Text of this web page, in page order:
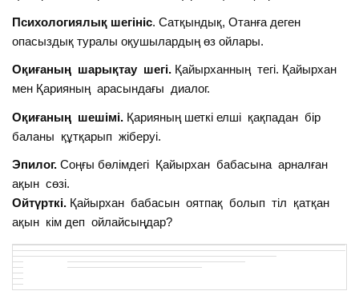
Психологиялық шегініс. Сатқындық, Отанға деген
опасыздық туралы оқушылардың өз ойлары.
Оқиғаның шарықтау шегі. Қайырханның тегі. Қайырхан
мен Қарияның арасындағы диалог.
Оқиғаның шешімі. Қарияның шеткі елші қақпадан бір
баланы құтқарып жіберуі.
Эпилог. Соңғы бөлімдегі Қайырхан бабасына арналған
ақын сөзі.
Ойтүрткі. Қайырхан бабасын оятпақ болып тіл қатқан
ақын кім деп ойлайсыңдар?